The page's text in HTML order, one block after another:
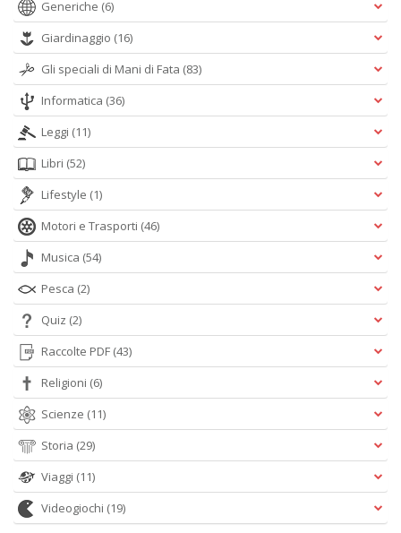
Generiche (6)
Giardinaggio (16)
Gli speciali di Mani di Fata (83)
Informatica (36)
Leggi (11)
Libri (52)
Lifestyle (1)
Motori e Trasporti (46)
Musica (54)
Pesca (2)
Quiz (2)
Raccolte PDF (43)
Religioni (6)
Scienze (11)
Storia (29)
Viaggi (11)
Videogiochi (19)